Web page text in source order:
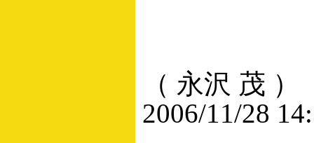
（ 永沢 茂 ）
2006/11/28